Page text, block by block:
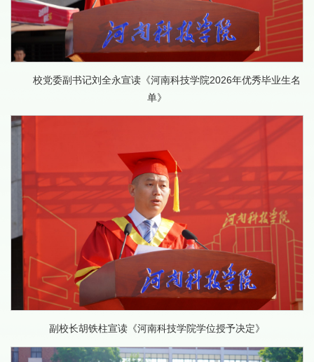
校党委副书记刘全永宣读《河南科技学院2026年优秀毕业生名
单》
副校长胡铁柱宣读《河南科技学院学位授予决定》